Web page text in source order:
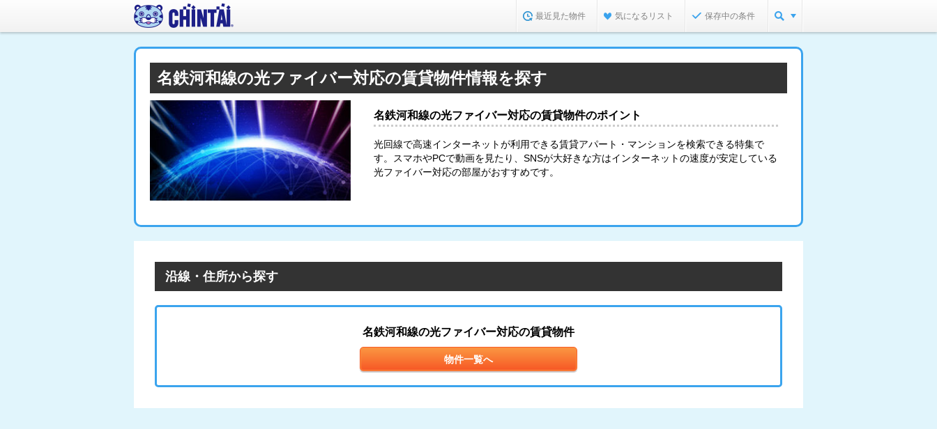
最近見た物件 気になるリスト 保存中の条件
名鉄河和線の光ファイバー対応の賃貸物件情報を探す
名鉄河和線の光ファイバー対応の賃貸物件のポイント
光回線で高速インターネットが利用できる賃貸アパート・マンションを検索できる特集で
す。スマホやPCで動画を見たり、SNSが大好きな方はインターネットの速度が安定している
光ファイバー対応の部屋がおすすめです。
沿線・住所から探す
名鉄河和線の光ファイバー対応の賃貸物件
物件一覧へ